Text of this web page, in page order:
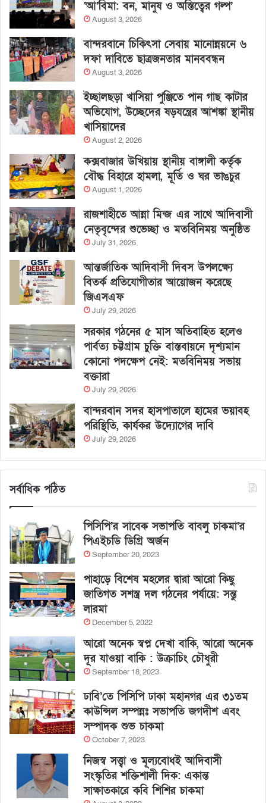
‘আ’বিমা: বন, মানুষ ও অস্তিত্বের গল্প’
August 3, 2026
বান্দরবানে চিকিৎসা সেবায় মানোন্নয়নে ৬
দফা দাবিতে ছাত্রজনতার মানববন্ধন
August 3, 2026
ইচ্ছালছড়া খাসিয়া পুঞ্জিতে পান গাছ কাটার
অভিযোগ, উচ্ছেদের ষড়যন্ত্রের আশঙ্কা স্থানীয়
খাসিয়াদের
August 2, 2026
কক্সবাজার উখিয়ায় স্থানীয় বাঙ্গালী কর্তৃক
বৌদ্ধ বিহারে হামলা, মূর্তি ও ঘর ভাঙচুর
August 1, 2026
রাজশাহীতে আন্না মিন্জ এর সাথে আদিবাসী
নেতৃবৃন্দের শুভেচ্ছা ও মতবিনিময় অনুষ্ঠিত
July 31, 2026
আন্তর্জাতিক আদিবাসী দিবস উপলক্ষ্যে
বিতর্ক প্রতিযোগীতার আয়োজন করেছে
জিএসএফ
July 29, 2026
সরকার গঠনের ৫ মাস অতিবাহিত হলেও
পার্বত্য চট্টগ্রাম চুক্তি বাস্তবায়নে দৃশ্যমান
কোনো পদক্ষেপ নেই: মতবিনিময় সভায়
বক্তারা
July 29, 2026
বান্দরবান সদর হাসপাতালে হামের ভয়াবহ
পরিস্থিতি, কার্যকর উদ্যোগের দাবি
July 29, 2026
সর্বাধিক পঠিত
পিসিপি’র সাবেক সভাপতি বাবলু চাকমা’র
পিএইচডি ডিগ্রি অর্জন
September 20, 2023
পাহাড়ে বিশেষ মহলের দ্বারা আরো কিছু
জাতিগত সশস্ত্র দল গঠনের পর্যায়ে: সন্তু
লারমা
December 5, 2022
আরো অনেক স্বপ্ন দেখা বাকি, আরো অনেক
দূর যাওয়া বাকি : উক্রাচিং চৌধুরী
September 18, 2023
ঢাবি’তে পিসিপি ঢাকা মহানগর এর ৩১তম
কাউন্সিল সম্পন্নঃ সভাপতি জগদীশ এবং
সম্পাদক শুভ চাকমা
October 7, 2023
নিজস্ব সত্ত্বা ও মূল্যবোধই আদিবাসী
সংস্কৃতির শক্তিশালী দিক: একান্ত
সাক্ষাতকারে কবি শিশির চাকমা